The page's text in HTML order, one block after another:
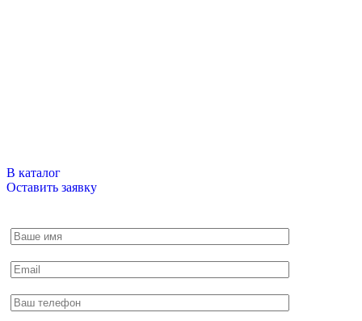
В каталог
Оставить заявку